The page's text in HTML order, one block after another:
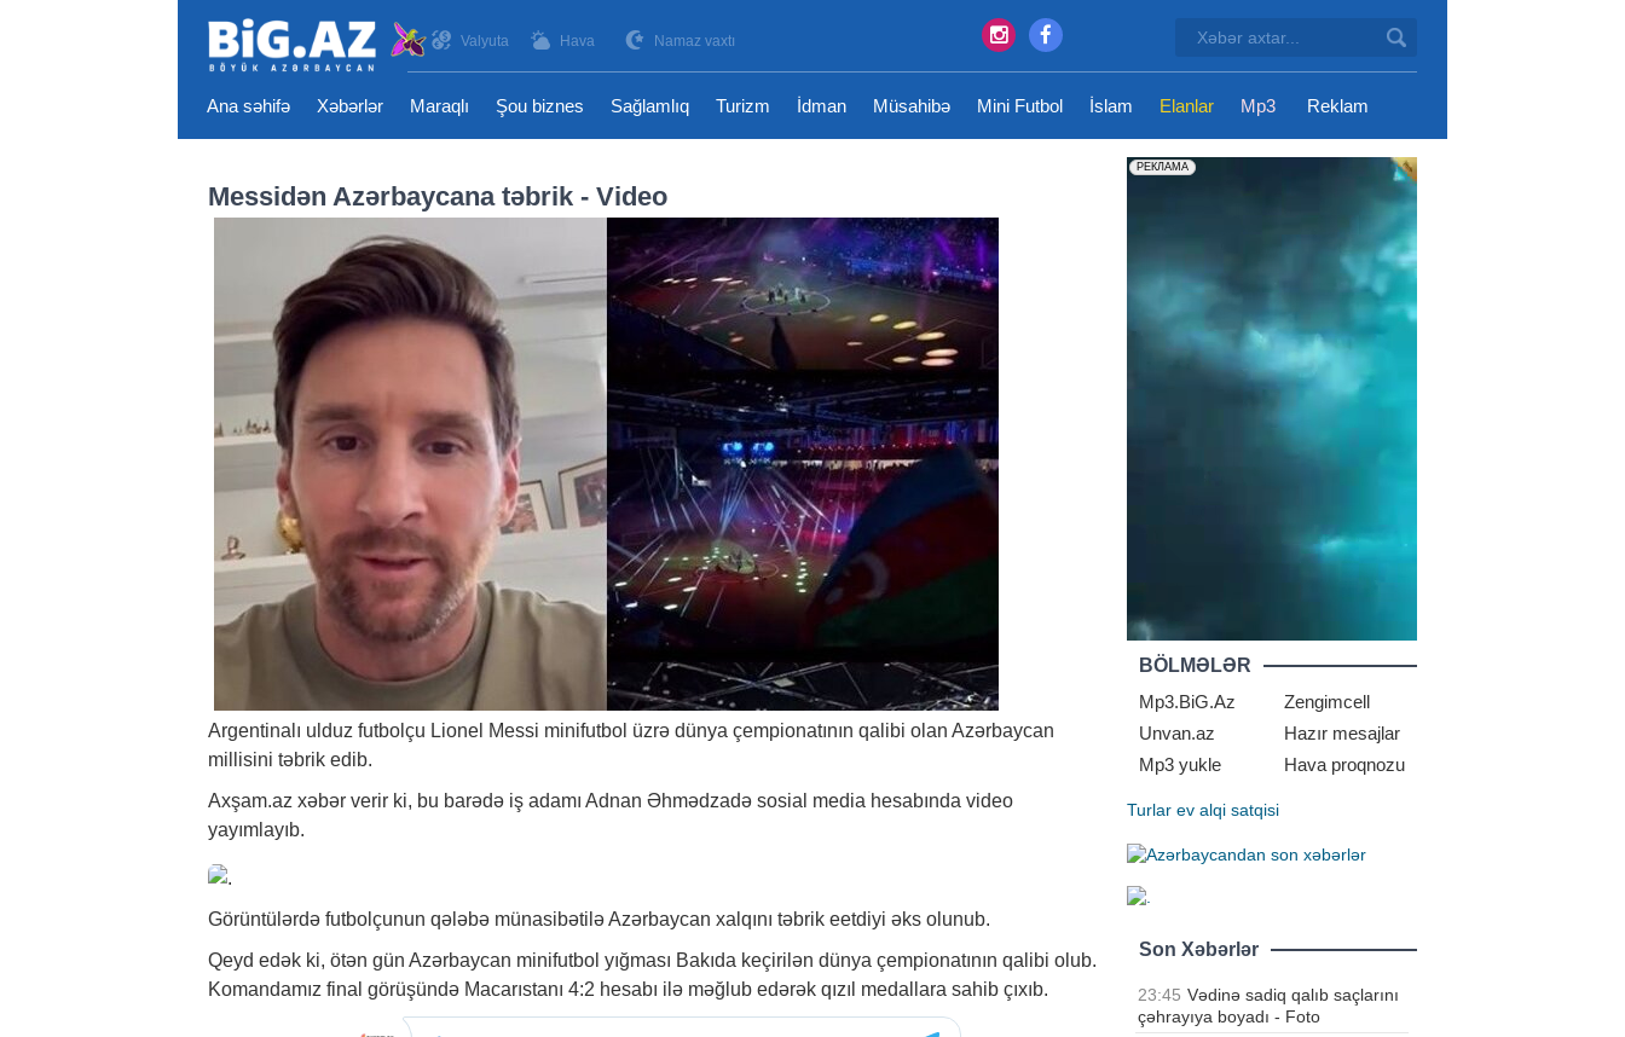
Valyuta Hava Namaz vaxtı
Ana səhifə Xəbərlər Maraqlı Şou biznes Sağlamlıq Turizm İdman Müsahibə Mini Futbol İslam Elanlar Mp3 Reklam
Messidən Azərbaycana təbrik - Video
Argentinalı ulduz futbolçu Lionel Messi minifutbol üzrə dünya çempionatının qalibi olan Azərbaycan
millisini təbrik edib.
Axşam.az xəbər verir ki, bu barədə iş adamı Adnan Əhmədzadə sosial media hesabında video
yayımlayıb.
Görüntülərdə futbolçunun qələbə münasibətilə Azərbaycan xalqını təbrik eetdiyi əks olunub.
Qeyd edək ki, ötən gün Azərbaycan minifutbol yığması Bakıda keçirilən dünya çempionatının qalibi olub.
Komandamız final görüşündə Macarıstanı 4:2 hesabı ilə məğlub edərək qızıl medallara sahib çıxıb.
BÖLMƏLƏR
Mp3.BiG.Az
Zengimcell
Unvan.az
Hazır mesajlar
Mp3 yukle
Hava proqnozu
Turlar ev alqi satqisi
Son Xəbərlər
23:45 Vədinə sadiq qalıb saçlarını
çəhrayıya boyadı - Foto